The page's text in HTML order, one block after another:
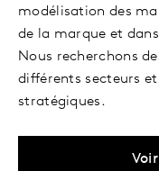
modélisation des
de la marque et
Nous recherchons
différents secteurs
stratégiques.